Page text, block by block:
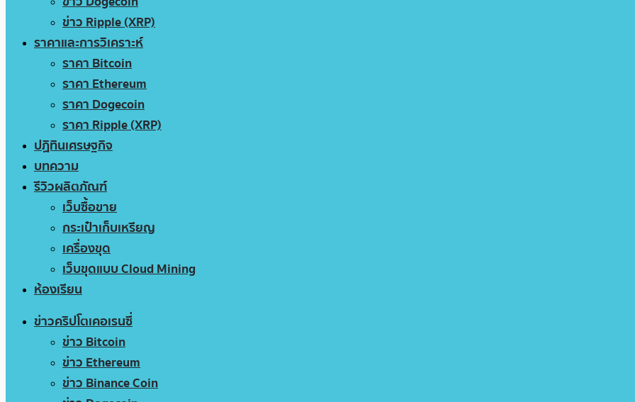
ข่าว Ripple (XRP)
ราคาและการวิเคราะห์
ราคา Bitcoin
ราคา Ethereum
ราคา Dogecoin
ราคา Ripple (XRP)
ปฏิทินเศรษฐกิจ
บทความ
รีวิวผลิตภัณฑ์
เว็บซื้อขาย
กระเป๋าเก็บเหรียญ
เครื่องขุด
เว็บขุดแบบ Cloud Mining
ห้องเรียน
ข่าวคริปโตเคอเรนซี่
ข่าว Bitcoin
ข่าว Ethereum
ข่าว Binance Coin